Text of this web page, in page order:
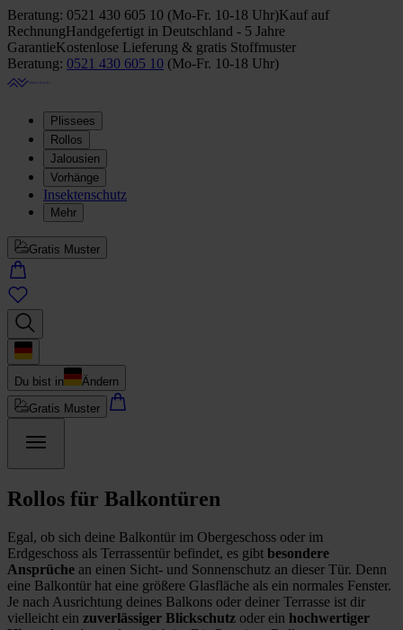
Beratung: 0521 430 605 10 (Mo-Fr. 10-18 Uhr)Kauf auf
RechnungHandgefertigt in Deutschland - 5 Jahre
GarantieKostenlose Lieferung & gratis Stoffmuster
Beratung: 0521 430 605 10 (Mo-Fr. 10-18 Uhr)
Plissees
Rollos
Jalousien
Vorhänge
Insektenschutz
Mehr
Gratis Muster
Du bist in
Ändern
Gratis Muster
Rollos für Balkontüren
Egal, ob sich deine Balkontür im Obergeschoss oder im
Erdgeschoss als Terrassentür befindet, es gibt besondere
Ansprüche an einen Sicht- und Sonnenschutz an dieser Tür. Denn
eine Balkontür hat eine größere Glasfläche als ein normales Fenster.
Je nach Ausrichtung deines Balkons oder deiner Terrasse ist dir
vielleicht ein zuverlässiger Blickschutz oder ein hochwertiger